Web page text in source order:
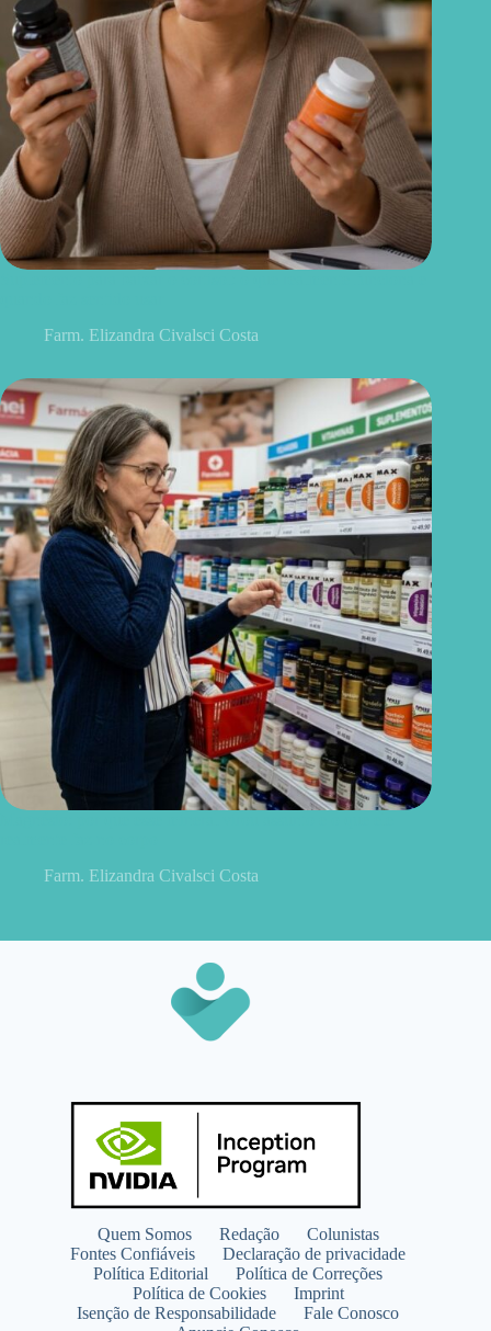
Farm. Elizandra Civalsci Costa
Farm. Elizandra Civalsci Costa
Quem Somos Redação
Colunistas
Fontes Confiáveis
Declaração de privacidade
Política Editorial
Política de Correções
Política de Cookies
Imprint
Isenção de Responsabilidade
Fale Conosco